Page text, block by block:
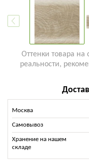
Оттенки товара на
реальности,
Москва
Самовывоз
Хранение на нашем
складе